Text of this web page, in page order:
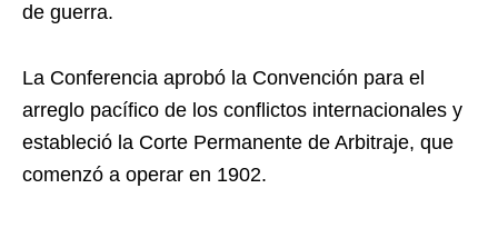
de guerra.
La Conferencia aprobó la Convención para el
arreglo pacífico de los conflictos internacionales y
estableció la Corte Permanente de Arbitraje, que
comenzó a operar en 1902.